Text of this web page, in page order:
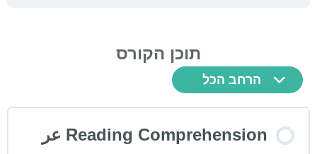
תוכן הקורס
הרחב הכל
Reading Comprehension عر